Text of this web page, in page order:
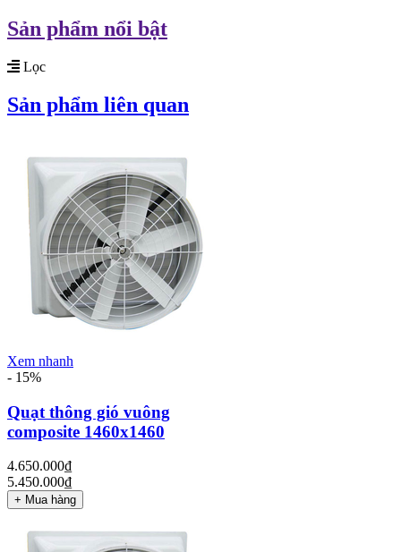
Sản phẩm nổi bật
Lọc
Sản phẩm liên quan
Xem nhanh
- 15%
Quạt thông gió vuông
composite 1460x1460
4.650.000₫
5.450.000₫
+ Mua hàng